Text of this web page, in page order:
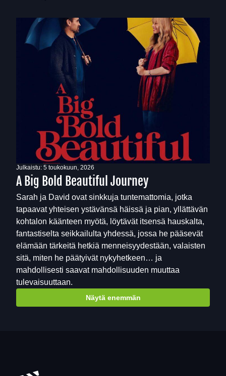
Julkaistu: 5 toukokuun, 2026
A Big Bold Beautiful Journey
Sarah ja David ovat sinkkuja tuntemattomia, jotka
tapaavat yhteisen ystävänsä häissä ja pian, yllättävän
kohtalon käänteen myötä, löytävät itsensä hauskalta,
fantastiselta seikkailulta yhdessä, jossa he pääsevät
elämään tärkeitä hetkiä menneisyydestään, valaisten
sitä, miten he päätyivät nykyhetkeen… ja
mahdollisesti saavat mahdollisuuden muuttaa
tulevaisuuttaan.
Näytä enemmän